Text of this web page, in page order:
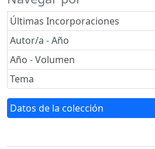
Últimas Incorporaciones
Autor/a - Año
Año - Volumen
Tema
Datos de la colección